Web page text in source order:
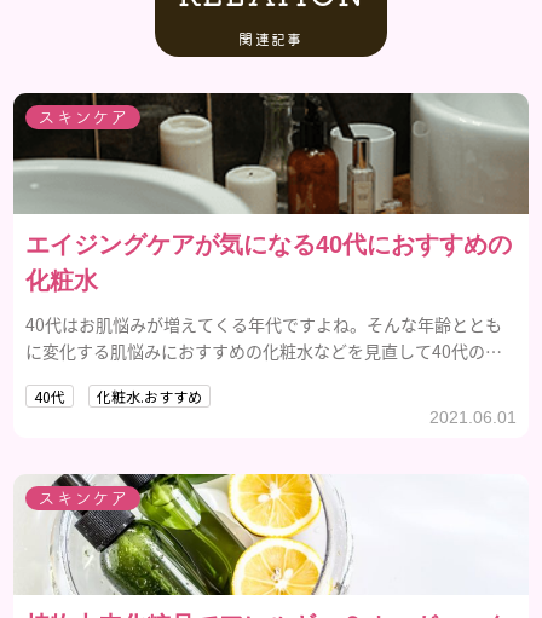
関連記事
スキンケア
エイジングケアが気になる40代におすすめの
化粧水
40代はお肌悩みが増えてくる年代ですよね。そんな年齢ととも
に変化する肌悩みにおすすめの化粧水などを見直して40代の年
40代 化粧水.おすすめ
2021.06.01
スキンケア